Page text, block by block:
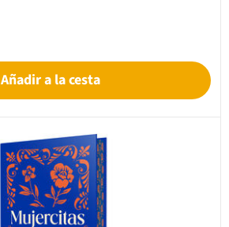
Añadir a la cesta